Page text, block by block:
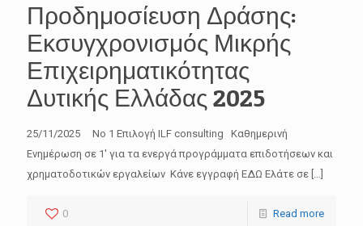
Προδημοσίευση Δράσης:
Εκσυγχρονισμός Μικρής
Επιχειρηματικότητας
Δυτικής Ελλάδας 2025
25/11/2025 No 1 Επιλογή ILF consulting Καθημερινή
Ενημέρωση σε 1′ για τα ενεργά προγράμματα επιδοτήσεων και
χρηματοδοτικών εργαλείων Κάνε εγγραφή ΕΔΩ Ελάτε σε […]
0 Read more